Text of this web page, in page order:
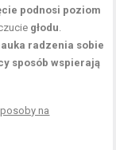
podnosi poziom
głodu.
radzenia sobie
sposób wspierają
na